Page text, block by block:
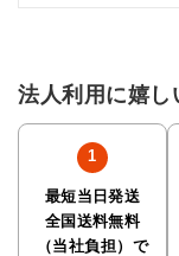
法人利用に嬉し
最短当日発送
全国送料無料
（当社負担）で